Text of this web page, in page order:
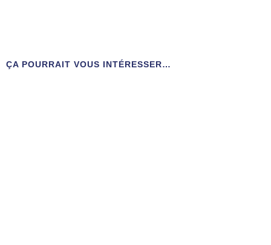
ÇA POURRAIT VOUS INTÉRESSER…